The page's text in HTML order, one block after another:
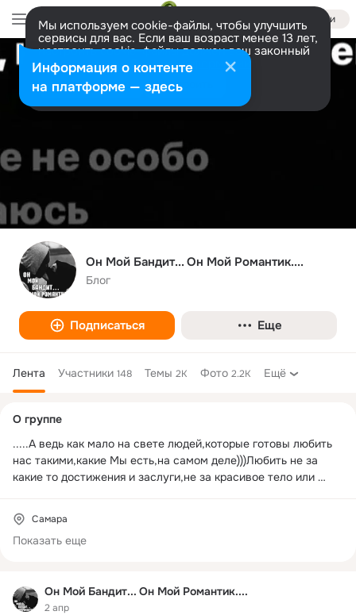
Войти
Мы используем cookie-файлы, чтобы улучшить
сервисы для вас. Если ваш возраст менее 13 лет,
настроить cookie-файлы должен ваш законный
представитель. Больше информации
Разрешить все Настроить
Он Мой Бандит... Он Мой Романтик....
Блог
Подписаться Еще
Лента Участники 148 Темы 2K Фото 2.2K Ещё
Он Мой Бандит... Он Мой Романтик....
2 апр
колонка
О группе
.....А ведь как мало на свете людей,которые готовы любить
нас такими,какие Мы есть,на самом деле)))Любить не за
какие то достижения и заслуги,не за красивое тело или
Любить-Любить именно Тебя настоящего)))))
Самара
Показать еще
Информация о контенте
на платформе — здесь